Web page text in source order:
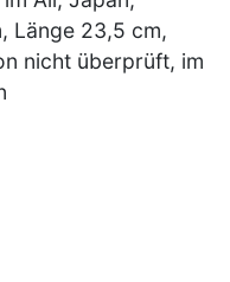
Länge 23,5 cm,
nicht überprüft, im